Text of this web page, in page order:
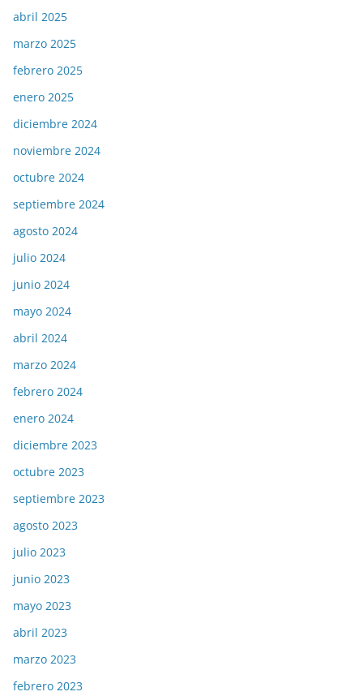
abril 2025
marzo 2025
febrero 2025
enero 2025
diciembre 2024
noviembre 2024
octubre 2024
septiembre 2024
agosto 2024
julio 2024
junio 2024
mayo 2024
abril 2024
marzo 2024
febrero 2024
enero 2024
diciembre 2023
octubre 2023
septiembre 2023
agosto 2023
julio 2023
junio 2023
mayo 2023
abril 2023
marzo 2023
febrero 2023